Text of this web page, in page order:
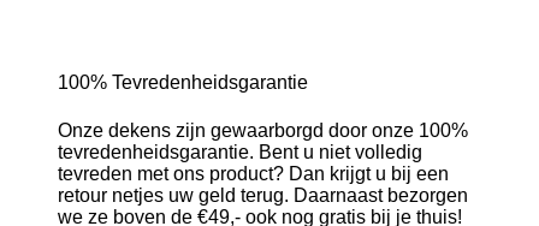
100% Tevredenheidsgarantie
Onze dekens zijn gewaarborgd door onze 100%
tevredenheidsgarantie. Bent u niet volledig
tevreden met ons product? Dan krijgt u bij een
retour netjes uw geld terug. Daarnaast bezorgen
we ze boven de €49,- ook nog gratis bij je thuis!